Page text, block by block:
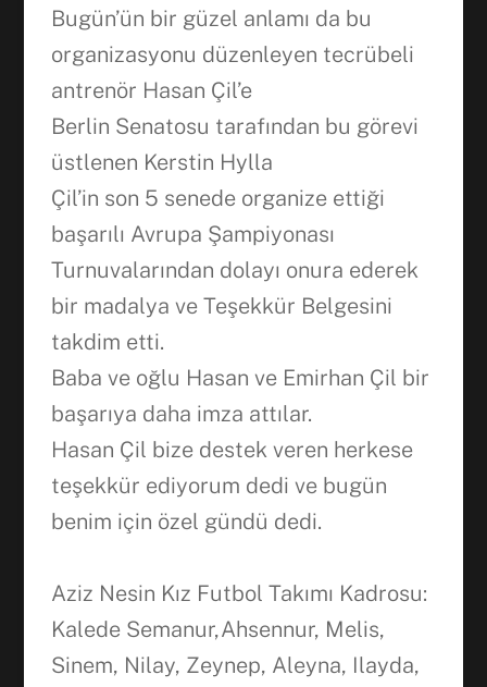
Bugün’ün bir güzel anlamı da bu
organizasyonu düzenleyen tecrübeli
antrenör Hasan Çil’e
Berlin Senatosu tarafından bu görevi
üstlenen Kerstin Hylla
Çil’in son 5 senede organize ettiği
başarılı Avrupa Şampiyonası
Turnuvalarından dolayı onura ederek
bir madalya ve Teşekkür Belgesini
takdim etti.
Baba ve oğlu Hasan ve Emirhan Çil bir
başarıya daha imza attılar.
Hasan Çil bize destek veren herkese
teşekkür ediyorum dedi ve bugün
benim için özel gündü dedi.
Aziz Nesin Kız Futbol Takımı Kadrosu:
Kalede Semanur,Ahsennur, Melis,
Sinem, Nilay, Zeynep, Aleyna, Ilayda,